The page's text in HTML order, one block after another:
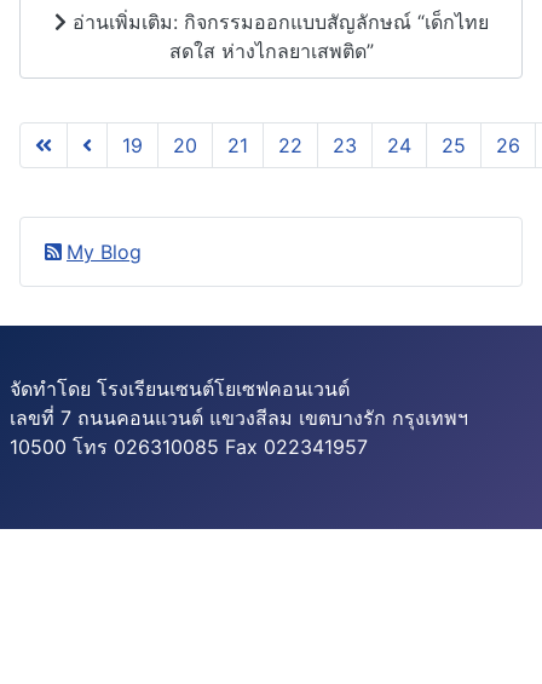
อ่านเพิ่มเติม: กิจกรรมออกแบบสัญลักษณ์ “เด็กไทย
สดใส ห่างไกลยาเสพติด”
หน้า 28 จาก 28
19 20 21 22 23 24 25 26
My Blog
จัดทำโดย โรงเรียนเซนต์โยเซฟคอนเวนต์
เลขที่ 7 ถนนคอนแวนต์ แขวงสีลม เขตบางรัก กรุงเทพฯ
10500 โทร 026310085 Fax 022341957